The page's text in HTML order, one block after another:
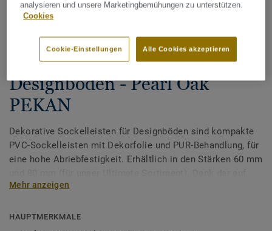
Alle Designs anzeigen (200)
Dekorative Sockelleisten für
Designböden - Pearl Oak
PEKAN
Dekorative Sockelleisten für Designböden sind kompakte
PVC-Sockelleisten mit Dekorfolie und PUR-Behandlung, für
eine hohe Abriebfestigkeit. Erhältlich in den Stärken 60 mm
unsere Designböden abgestimmten Farben sorgen Sie für
Mehr anzeigen
HAUPTMERKMALE
analysieren und unsere Marketingbemühungen zu unterstützen.
Cookies
Alle Cookies akzeptieren
Cookie-Einstellungen